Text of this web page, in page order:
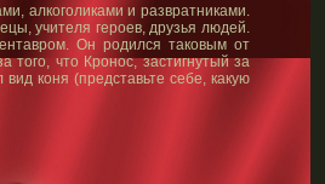
алкоголиками и развратниками.
учителя героев, друзья людей.
Он родился таковым от
что Кронос, застигнутый за
коня (представьте себе, какую